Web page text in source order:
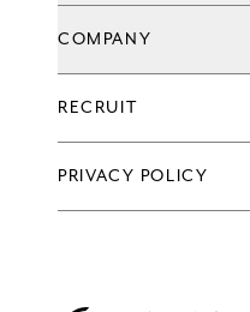
お知らせ
キャンペーン
新店情報
COMPANY
会社情報一覧
企業理念
代表メッセージ
沿革
RECRUIT
PRIVACY POLICY